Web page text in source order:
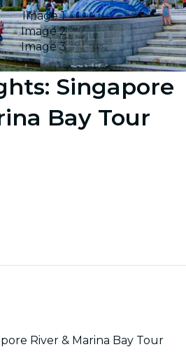
Image 1
Image 2
Image 3
Singapore
Bay Tour
River & Marina Bay Tour